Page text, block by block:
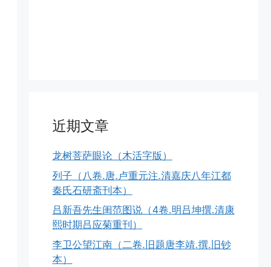
近期文章
龙树菩萨眼论（木活字版）
列子（八卷.唐.卢重元注.清嘉庆八年江都
秦氏石研斋刊本）
吕新吾先生闺范图说（4卷.明吕坤撰.清康
熙时期吕应菊重刊）
李卫公望江南（二卷.旧题唐李靖.撰.旧钞
本）